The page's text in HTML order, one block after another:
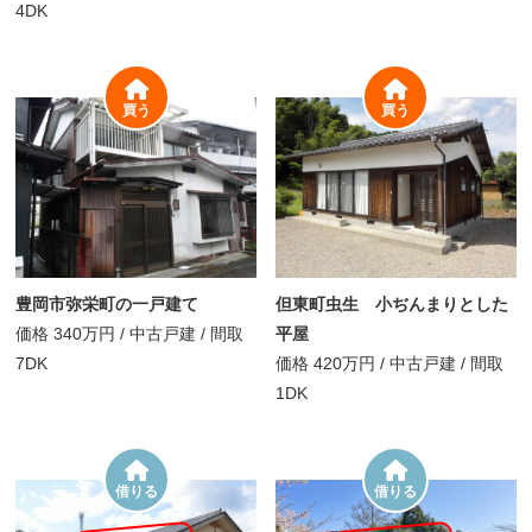
4DK
豊岡市弥栄町の一戸建て
価格 340万円 / 中古戸建 / 間取
7DK
買う
但東町虫生 小ぢんまりとした
平屋
価格 420万円 / 中古戸建 / 間取
1DK
買う
借りる 借りる